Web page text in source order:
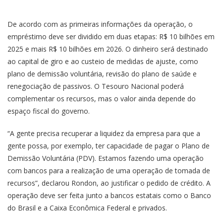
De acordo com as primeiras informações da operação, o
empréstimo deve ser dividido em duas etapas: R$ 10 bilhões em
2025 e mais R$ 10 bilhões em 2026. O dinheiro será destinado
ao capital de giro e ao custeio de medidas de ajuste, como
plano de demissão voluntária, revisão do plano de saúde e
renegociação de passivos. O Tesouro Nacional poderá
complementar os recursos, mas o valor ainda depende do
espaço fiscal do governo.
“A gente precisa recuperar a liquidez da empresa para que a
gente possa, por exemplo, ter capacidade de pagar o Plano de
Demissão Voluntária (PDV). Estamos fazendo uma operação
com bancos para a realização de uma operação de tomada de
recursos”, declarou Rondon, ao justificar o pedido de crédito. A
operação deve ser feita junto a bancos estatais como o Banco
do Brasil e a Caixa Econômica Federal e privados.